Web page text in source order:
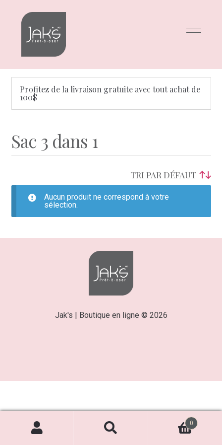
Aller
navigation
Aller
contenu
Profitez de la livraison gratuite avec tout achat de
100$
Sac 3 dans 1
Aucun produit ne correspond à votre
sélection.
Jak's | Boutique en ligne © 2026
0